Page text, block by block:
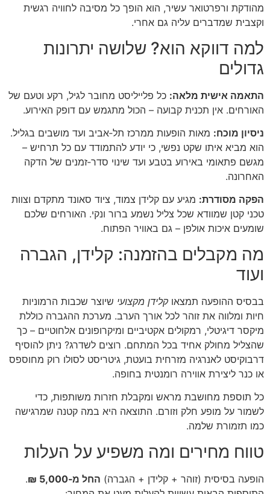
מהודקת ורפרטואר עשיר, הוא הופך כל מסיבה לחוויה רגשית
וקצבית שמדברים עליה גם אחרי.
למה דווקא הוא? שלושה יתרונות
גדולים
התאמה אישית מלאה: כל פלייליסט מחובר לגיל, רקע וטעם של
האורחים. אין תכנית קבועה – הכול מתגמש עם דופק האירוע.
ניסיון מוכח: מאות הופעות ממרכז תל‑אביב ועד מושבים בגליל.
הוא מביא איתו שקט נפשי, כי יודע להתמודד עם כל תרחיש –
מגשם פתאומי באירוע בטבע ועד שינוי סדר‑זמנים של הדקה
האחרונה.
הפקה מסודרת: מגיע עם קלידן צמוד, ציוד סאונד מתקדם וצוות
טכני קטן שמוודא שכל צליל נשמע ברור ונקי. האורחים שלכם
שומעים איכות אולפן – גם באוויר הפתוח.
מה מקבלים בהזמנה: קלידן, הגברה
ועוד
בבסיס ההופעה תמצאו קלידן מקצועי שיוצר שכבות הרמוניות
חיות ומלווה את זוהר לכל אורך הערב. מערכת ההגברה כוללת
מיקסר דיגיטלי, רמקולים אקטיביים ומיקרופונים אלחוטיים – כך
שהצליל מחולק אחיד בכל המתחם. רוצים לשדרג? ניתן להוסיף
דרבוקיסט לאנרגיה מזרחית בועטת, גיטריסט לסולו רוק מחוספס
או כנר ליצירת אווירה רומנטית בחופה.
כל תוספת מחושבת מראש ומקבלת חזרות משותפות, כדי
לשמור על מופע חלק וזורם. התוצאה היא במה קטנה שמרגישה
כמו תזמורת שלמה.
טווח מחירים ומה משפיע על העלות
הופעה בסיסית (זוהר + קלידן + הגברה) החל מ‑5,000 ₪
.